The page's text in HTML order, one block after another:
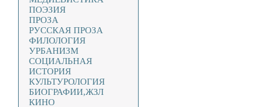
ПОЭЗИЯ
ПРОЗА
РУССКАЯ ПРОЗА
ФИЛОЛОГИЯ
УРБАНИЗМ
СОЦИАЛЬНАЯ
ИСТОРИЯ
КУЛЬТУРОЛОГИЯ
БИОГРАФИИ,ЖЗЛ
КИНО